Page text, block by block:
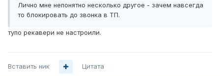
Лично мне непонятно несколько другое - зачем навсегда
то блокировать до звонка в ТП.
тупо рекавери не настроили.
Вставить ник Цитата